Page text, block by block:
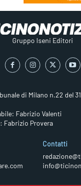
Gruppo Iseni Editori
di Milano n.22 del
Fabrizio Valenti
Fabrizio Provera
Contatti